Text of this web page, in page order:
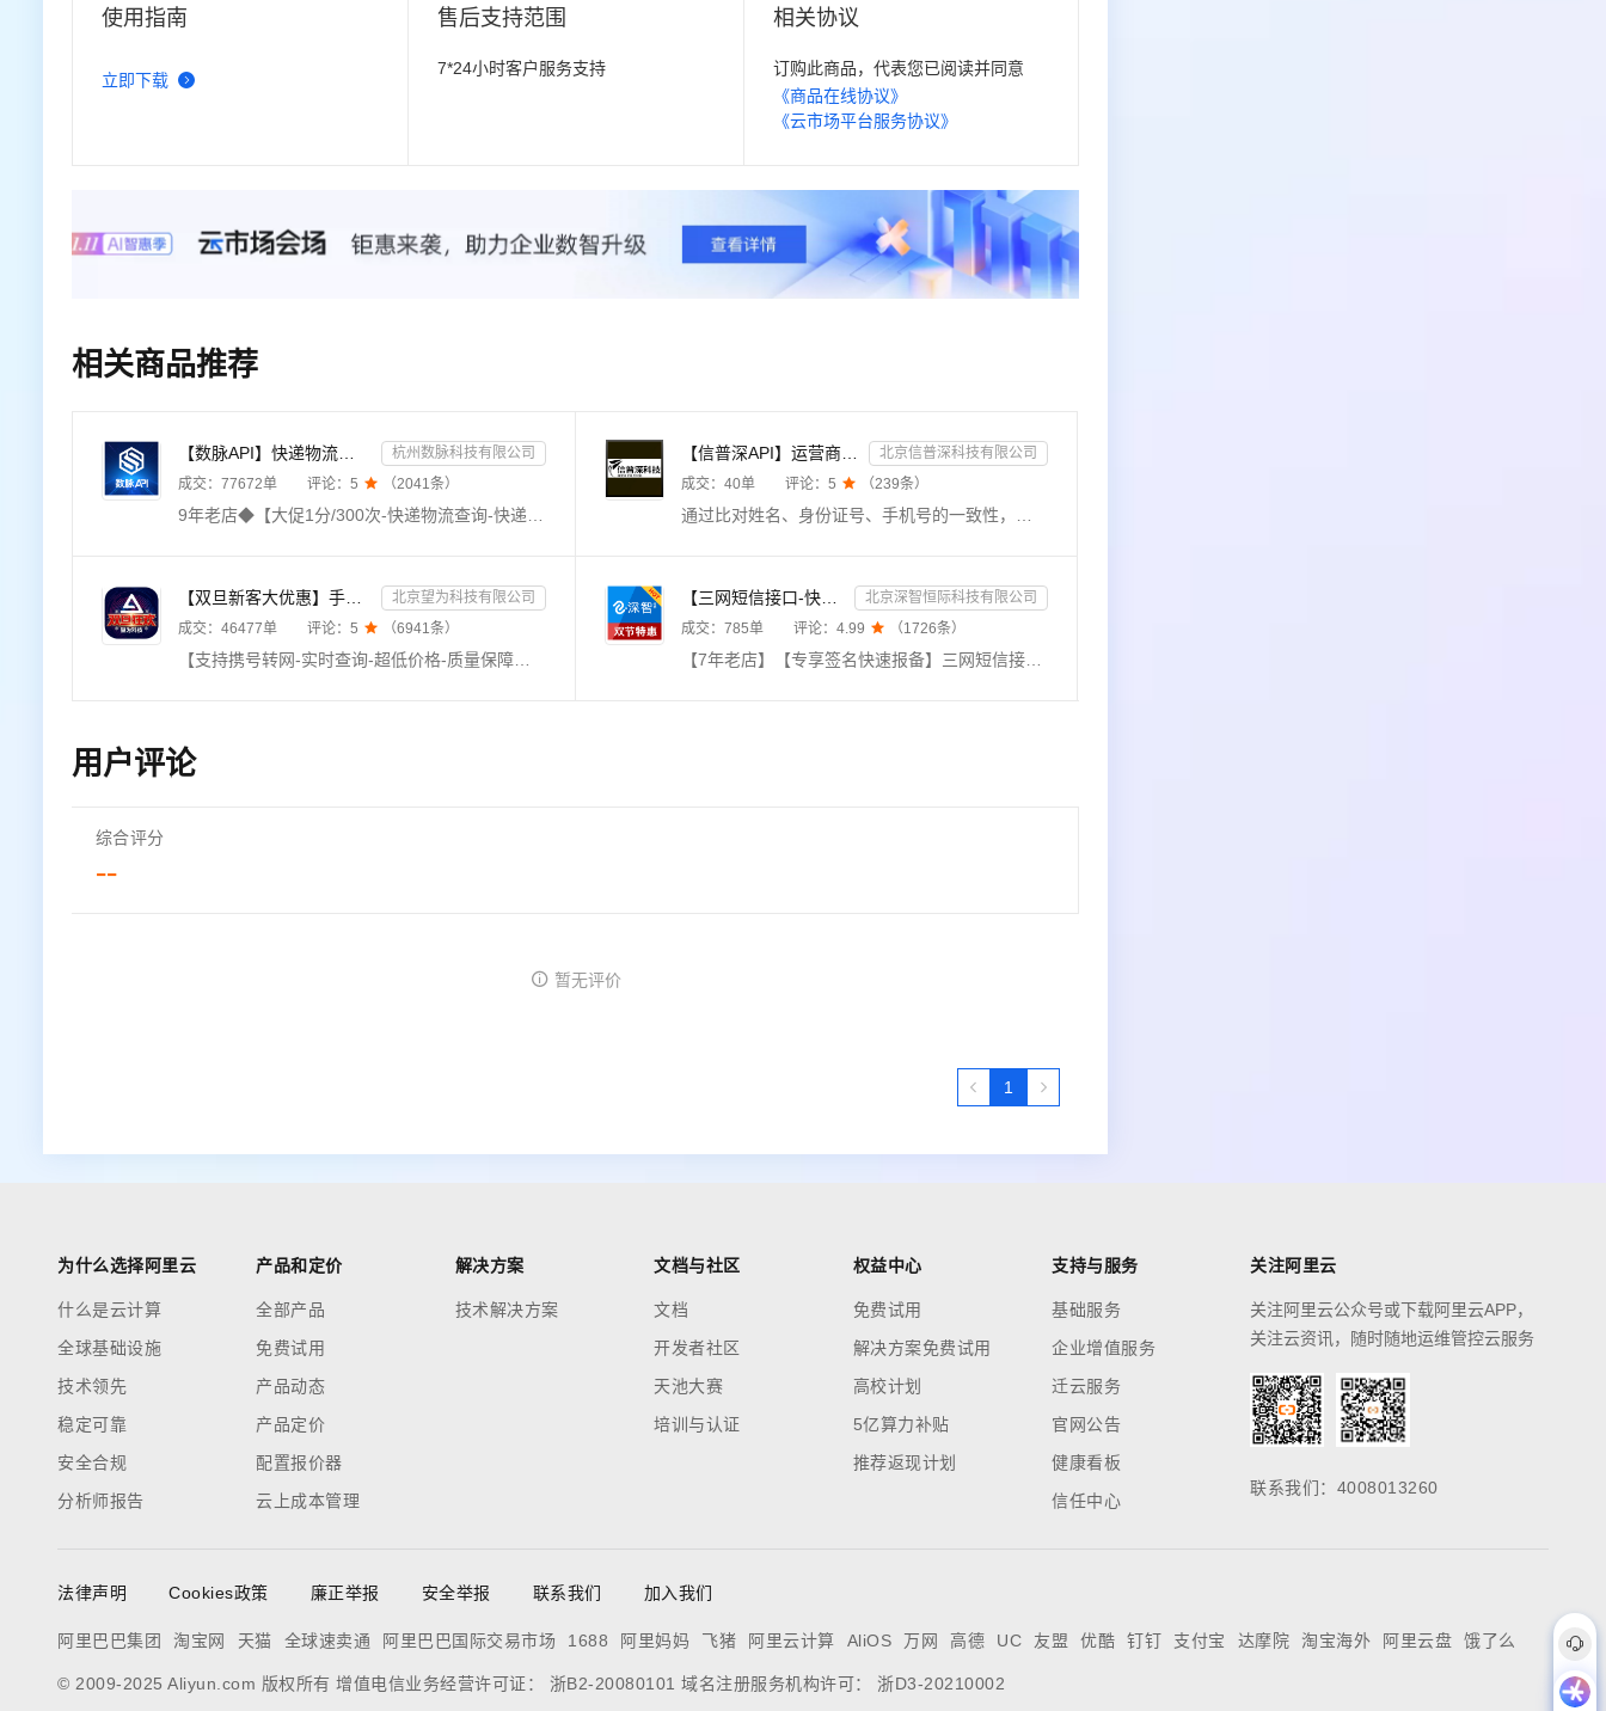
使用指南
立即下载
售后支持范围
7*24小时客户服务支持
相关协议
订购此商品，代表您已阅读并同意
《商品在线协议》
《云市场平台服务协议》
相关商品推荐
杭州数脉科技有限公司
成交： 77672单 评论： 5  （2041 条）
【信普深API】运营商二/三要素认证 企业实名风控核验 API
北京信普深科技有限公司
成交： 40单 评论： 5  （239条）
北京望为科技有限公司
成交： 46477单 评论： 5  （6941 条）
【三网短信接口-快速报备签名】短信服务-验证码-验证码短信-三网短信接口-短信验证码-短信-短信服务
北京深智恒际科技有限公司
成交： 785单 评论： 4.99  （1726条）
【7年老店】【专享签名快速报备】三网短信接口验证码，电信移动联通短信服务，适用于验证码短信、触发短信提醒等应用，发送稳定，服务周全。【联系客服添加自己的签名】【三网短信接口、短信验证码、三网短信接口验证码、数字藏品、短信群发、三网短信接口、验证码短信、短信接口、数藏平台注册、短信注册】《身份证实名认证、手机三要素实名认证、银行卡二、三、四要素实名认证》更多产品体验请往下翻到详情
用户评论
综合评分
--
暂无评价
1
为什么选择阿里云
什么是云计算
全球基础设施
技术领先
稳定可靠
安全合规
分析师报告
产品和定价
全部产品
免费试用
产品动态
产品定价
配置报价器
云上成本管理
解决方案
技术解决方案
文档与社区
文档
开发者社区
天池大赛
培训与认证
权益中心
免费试用
解决方案免费试用
高校计划
5亿算力补贴
推荐返现计划
支持与服务
基础服务
企业增值服务
迁云服务
官网公告
健康看板
信任中心
关注阿里云
关注阿里云公众号或下载阿里云APP，
关注云资讯，随时随地运维管控云服务
联系我们：4008013260
法律声明 Cookies政策 廉正举报 安全举报 联系我们 加入我们
阿里巴巴集团 淘宝网 天猫 全球速卖通 阿里巴巴国际交易市场 1688 阿里妈妈 飞猪 阿里云计算 AliOS 万网 高德 UC 友盟 优酷 钉钉 支付宝 达摩院 淘宝海外 阿里云盘 饿了么
© 2009-2025 Aliyun.com 版权所有 增值电信业务经营许可证： 浙B2-20080101 域名注册服务机构许可： 浙D3-20210002
